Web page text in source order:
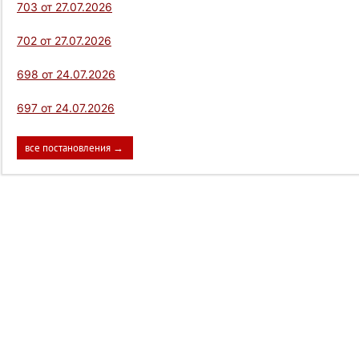
703 от 27.07.2026
702 от 27.07.2026
698 от 24.07.2026
697 от 24.07.2026
все постановления →